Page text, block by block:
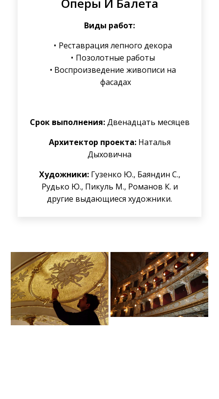
Виды работ:
Реставрация лепного декора
Позолотные работы
Воспроизведение живописи на
фасадах
Срок выполнения:Двенадцать месяцев
Архитектор проекта:Наталья
Дыховична
Художники:Гузенко Ю., Баяндин С.,
Рудько Ю., Пикуль М., Романов К. и
другие выдающиеся художники.